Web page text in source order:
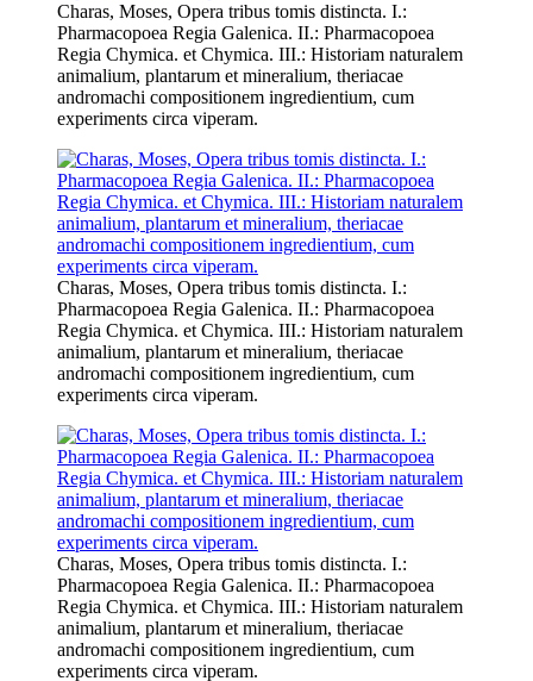
Charas, Moses, Opera tribus tomis distincta. I.:
Pharmacopoea Regia Galenica. II.: Pharmacopoea
Regia Chymica. et Chymica. III.: Historiam naturalem
animalium, plantarum et mineralium, theriacae
andromachi compositionem ingredientium, cum
experiments circa viperam.
Charas, Moses, Opera tribus tomis distincta. I.:
Pharmacopoea Regia Galenica. II.: Pharmacopoea
Regia Chymica. et Chymica. III.: Historiam naturalem
animalium, plantarum et mineralium, theriacae
andromachi compositionem ingredientium, cum
experiments circa viperam.
Charas, Moses, Opera tribus tomis distincta. I.:
Pharmacopoea Regia Galenica. II.: Pharmacopoea
Regia Chymica. et Chymica. III.: Historiam naturalem
animalium, plantarum et mineralium, theriacae
andromachi compositionem ingredientium, cum
experiments circa viperam.